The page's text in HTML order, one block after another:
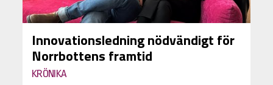
Innovationsledning nödvändigt för
Norrbottens framtid
KRÖNIKA